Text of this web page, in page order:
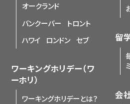
オークランド
バンクーバー
トロント
ハワイ
ロンドン セブ
ワーキングホリデー（ワ
ーホリ）
ワーキングホリデーとは？
留
会